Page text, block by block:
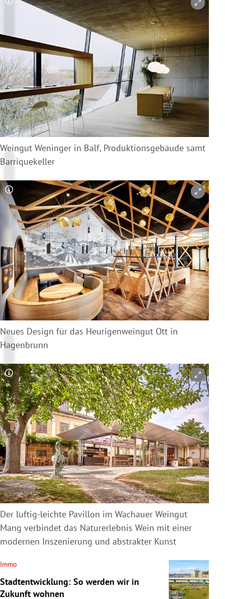
Copyright-Hinweis öffnen/schließen
Weingut Weninger in Balf, Produktionsgebäude samt
Barriquekeller
Copyright-Hinweis öffnen/schließen
Neues Design für das Heurigenweingut Ott in
Hagenbrunn
Copyright-Hinweis öffnen/schließen
Der luftig-leichte Pavillon im Wachauer Weingut
Mang verbindet das Naturerlebnis Wein mit einer
modernen Inszenierung und abstrakter Kunst
Immo
Stadtentwicklung: So werden wir in
Zukunft wohnen